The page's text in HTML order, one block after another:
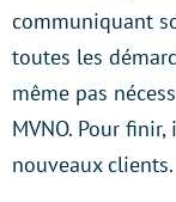
communiquant
toutes les
même pas
MVNO. Pour finir,
nouveaux clients.